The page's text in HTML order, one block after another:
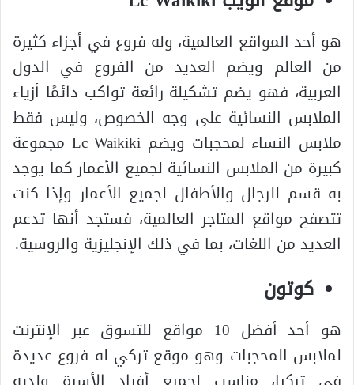
هو أحد المواقع العالمية، وله فروع في أجزاء كثيرة
من العالم ويضم العديد من الفروع في الدول
العربية، فهو يضم تشكيلة رائعة تواكب دائمًا أزياء
الملابس النسائية على وجه الخصوص، وليس فقط
ملابس النساء لمحجبات ويضم Lc Waikiki مجموعة
كبيرة من الملابس النسائية لجميع الأعمار كما يوجد
به قسم للرجال والأطفال لجميع الأعمار وإذا كنت
تتصفح مواقع المتاجر العالمية، فستجد أنها تدعم
العديد من اللغات، بما في ذلك الإنجليزية والروسية.
كوتون
هو أحد أفضل 10 مواقع للتسوق عبر الإنترنت
لملابس المحجبات وهو موقع تركي له فروع عديدة